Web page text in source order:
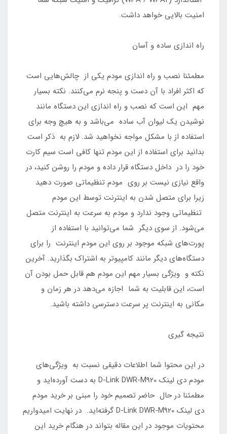
امنیت بالایی خواهد داشت.
راه اندازی ساده و آسان
مطمئنا نصب و راه اندازی مودم یکی از چالش‌هایی است
که اکثر افراد با آن دست و پنجه نرم می‌کنند. نکته بسیار
مهم این است که نصب و راه اندازی این دستگاه مانند
نوشیدن یک لیوان آب ساده می‌باشد و به هیچ وجه برای
استفاده از با مشکل مواجه نخواهید شد. لازم به ذکر است
بدانید برای استفاده از این مودم تنها کافی است سیم کارت
خود را در داخل دستگاه قرار داده و مودم را روشن کنید، در
واقع نیازی نیست بر روی مودم تنظیماتی صورت دهید
زیرا برای متصل شدن به اینترنت توسط این مودم
تنظیماتی وجود ندارد و مودم به سرعت به اینترنت متصل
می‌شود. از سوی دیگر شما می‌توانید با استفاده از
پورت‌های شبکه موجود بر روی این مودم اینترنت را برای
دستگاه‌های دیگر مانند کامپیوتر به اشتراک بگذارید. آخرین
نکته و ویژگی بسیار مهم این مودم هم قابل حمل بودن آن
است، این قابلیت به شما اجازه می‌دهد در هر زمان و
مکانی به اینترنت پر سرعت دسترسی داشته باشید.
نتیجه گیری
در این محتوا شما اطلاعات دقیقی نسبت به ویژگی‌های
مودم دي لينك D-Link DWR-M920 به دست آورده‌اید و
مطمئنا در حال حاضر تصمیم خود را مبنی بر خرید مودم
دي لينك D-Link DWR-M920 گرفته‌اید. در نهایت امیدواریم
محتویات موجود در این مقاله بتواند در هنگام خرید این